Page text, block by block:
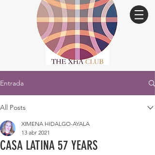
Entrada
All Posts
CASA LATINA 57 YEARS
XIMENA HIDALGO-AYALA
13 abr 2021